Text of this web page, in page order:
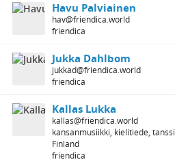
Havu Palviainen
hav@friendica.world
friendica
Jukka Dahlbom
jukkad@friendica.world
friendica
Kallas Lukka
kallas@friendica.world
kansanmusiikki, kielitiede, tanssi
Finland
friendica